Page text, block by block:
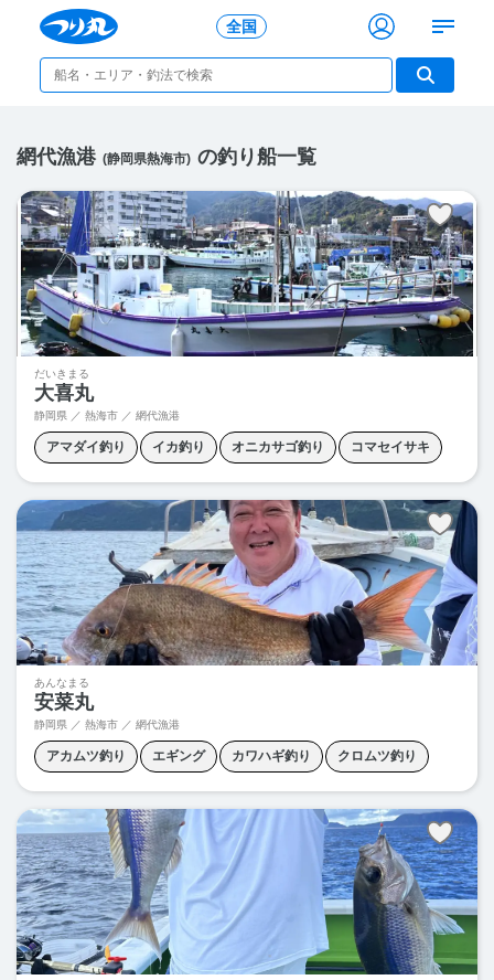
全国
網代漁港 (静岡県熱海市) の釣り船一覧
だいきまる
大喜丸
静岡県 ／ 熱海市 ／ 網代漁港
アマダイ釣り イカ釣り オニカサゴ釣り コマセイサキ
コマセマダイ コマセワラサ ヒラメ釣り 泳がせ釣り
あんなまる
安菜丸
静岡県 ／ 熱海市 ／ 網代漁港
アカムツ釣り エギング カワハギ釣り クロムツ釣り
コマセイサキ コマセマダイ ティップラン 中深海釣り